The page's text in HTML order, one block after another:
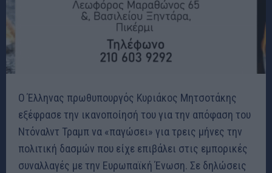
Ο Έλληνας πρωθυπουργός Κυριάκος Μητσοτάκης
εξέφρασε την ικανοποίησή του για την απόφαση του
Ντόναλντ Τραμπ να «παγώσει» για τρεις μήνες την
πολιτική δασμών που είχε επιβάλει στις εμπορικές
συναλλαγές με την Ευρωπαϊκή Ένωση. Σε δηλώσεις